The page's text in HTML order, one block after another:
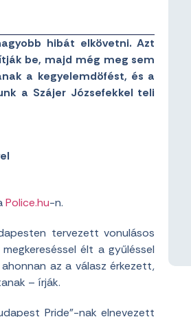
hibát elkövetni. Azt
be, majd még meg sem
a kegyelemdöfést, és a
a Szájer Józsefekkel teli
Police.hu-n.
tervezett vonulásos
élt a gyűléssel
az a válasz érkezett,
– írják.
Pride”-nak elnevezett